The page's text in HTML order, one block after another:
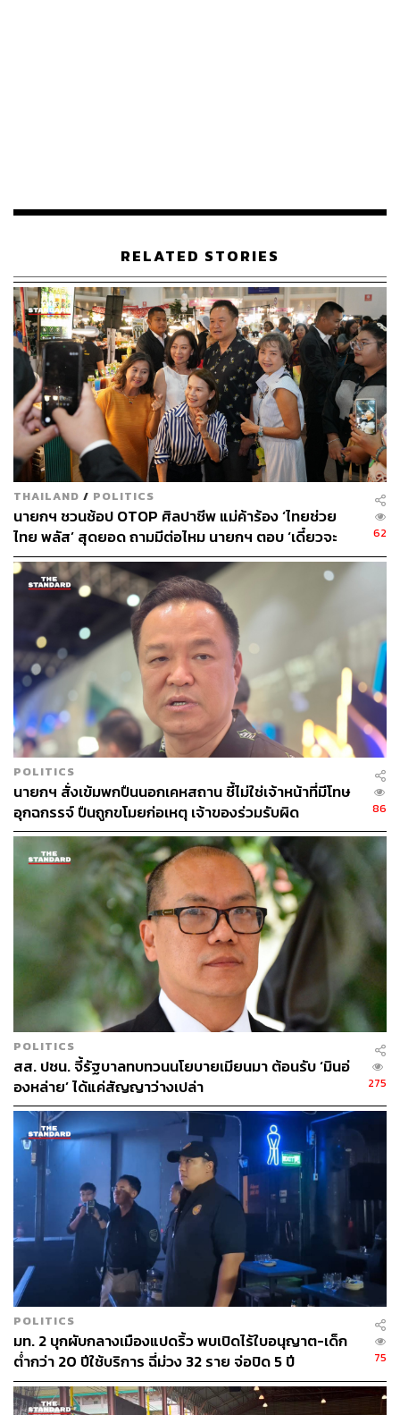
นายกฯ กล่าวต่อว่า ตนเคยเป็นฝ่ายขอข้อมูลมาก่อน แต่ขอ
เท่าไหร่ก็มีข้อยกเว้น บางข้อมูลให้ได้ บางข้อมูลให้ไม่ได้ หรือ
บางครั้งก็ให้ข้อมูลครึ่งเดียว ตนจึงให้ปกรณ์ นิลประพันธ์ รอง
นายกฯ ฝ่ายกฎหมาย ให้เปิดข้อมูลทั้งหมด เพราะมีกฎหมายที่
อนุญาตให้เปิดเผยข้อมูลต่อสาธารณะอยู่แล้ว ส่วนอันไหนที่มี
ข้อยกเว้นก็ไปแก้กฎหมาย ไม่จำเป็นที่จะต้องมาเปิด ๆ ปิด ๆ
หรือเปิดเฉพาะส่วนที่อยากให้รู้ ส่วนที่ไม่อยากให้รู้ก็ปิด ซึ่ง
ต้องแก้ปัญหาเรื่องนี้
จึงเป็นที่มาของ Corruption Perceptions Index หรือดัชนีการ
รับรู้การทุจริต ซึ่งตนได้บ่นกับเลขา ปปท. ว่าปล่อยให้เรื่องนี้
ออกมาได้อย่างไร ถ้าเห็นว่าข้าราชการ หน่วยงานราชการ
รัฐมนตรี หรือนายกรัฐมนตรีคนไหนโกง ไม่ต้องมา
Corruption Perceptions Index ก็ให้ไป ปปช., ปปท., ปปง.
หรือให้ไปทุกที่ที่ไปได้ และไปหน่วยงานที่เป็นหน่วยงานบังคับ
บัญชาเหนือหน่วยงานที่ทุจริต เพราะเรื่องนี้เป็นเรื่องของ
กฎหมายที่ต้องพิสูจน์ได้ด้วยเอกสารหลักฐาน ซึ่งหากเขาทำ
คอร์รัปชันแล้วออกมาเป็นความสำเร็จ ก็ต้องมีการตรวจสอบ
กลับไป เพราะว่าโจรต้องทิ้งร่องรอย
ดังนั้น ตนคิดว่าเราเจอเป็นเคส ๆ เน้นเป็นเคส ๆ เน้นให้เต็มที่
และเชื่อว่าจะมีประชาคมมากมายมาให้การสนับสนุน มาให้
ข้อมูล และมีแหล่งข่าวต่าง ๆ ที่จะสามารถทำให้สอบสวนไป
ถึงต้นตอได้ แทนที่จะไปวัดมาจากการสอบถาม ตนบอกตรง ๆ
ว่าวันนี้หากมาถามตน ถ้าเป็นประชาชนทั่วไป ไม่ใช่นายก
รัฐมนตรี ไม่ได้มีความเกี่ยวข้องใดๆ กับการเมือง อาศัย
บริการสาธารณะจากภาครัฐ อาศัยสาธารณูปโภคในภาครัฐ
และอ่านข่าวมาโดยตลอด และรู้ว่าการเมืองไทยเป็นอย่างไร
ฝากถามว่าคิดว่าประเทศไทยมีการคอร์รัปชันหรือไม่ ตนก็
ตอบว่า “มี” และหากถาม 10 คน ก็บอกว่ามีทั้ง 10 คน ดังนั้น
เรื่องนี้เป็นภาพสะท้อนหลายประเด็น ทั้งสถิติและอื่น ๆ ซึ่งเป็น
เหตุให้ประเทศไทยมีความเปราะบางเป็นอย่างยิ่ง โดยเฉพาะ
ในประเทศที่เชื่อว่ามีการทุจริตคอร์รัปชัน ซึ่งตนคิดว่ามีผลก
ระทบมากมายหลายประการ
TAGS: นายกรัฐมนตรี ปปง.
Corruption Perceptions Index
อนุทิน ชาญวีรกูล
คณะกรรมการร่วมภาคเอกชน 3 สถาบัน
ปกรณ์ นิลประพันธ์
138
ABOUT THE AUTHOR
THE STANDARD TEAM
กองบรรณาธิการ THE STANDARD
RELATED STORIES
THAILAND / POLITICS
นายกฯ ชวนช้อป OTOP ศิลปาชีพ แม่ค้าร้อง ‘ไทยช่วย
ไทย พลัส’ สุดยอด ถามมีต่อไหม นายกฯ ตอบ ‘เดี๋ยวจะ
พยายาม’
62
POLITICS
นายกฯ สั่งเข้มพกปืนนอกเคหสถาน ชี้ไม่ใช่เจ้าหน้าที่มีโทษ
อุกฉกรรจ์ ปืนถูกขโมยก่อเหตุ เจ้าของร่วมรับผิด
86
POLITICS
สส. ปชน. จี้รัฐบาลทบทวนนโยบายเมียนมา ต้อนรับ ‘มินอ่
องหล่าย’ ได้แค่สัญญาว่างเปล่า
275
POLITICS
มท. 2 บุกผับกลางเมืองแปดริ้ว พบเปิดไร้ใบอนุญาต-เด็ก
ต่ำกว่า 20 ปีใช้บริการ ฉี่ม่วง 32 ราย จ่อปิด 5 ปี
75